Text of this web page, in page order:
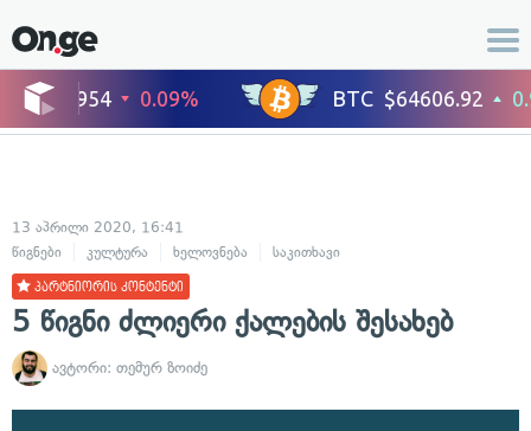
13 აპრილი 2020, 16:41
წიგნები
კულტურა ხელოვნება საკითხავი
პარტნიორის კონტენტი
5 წიგნი ძლიერი ქალების შესახებ
ავტორი: თემურ ზოიძე